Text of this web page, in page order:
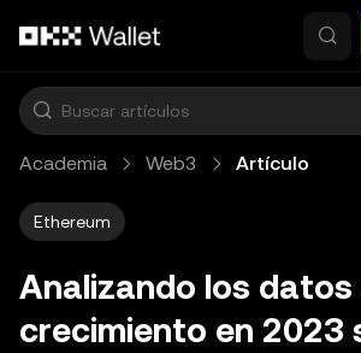
Academia Web3 Artículo
Ethereum
Analizando los datos
crecimiento en 2023